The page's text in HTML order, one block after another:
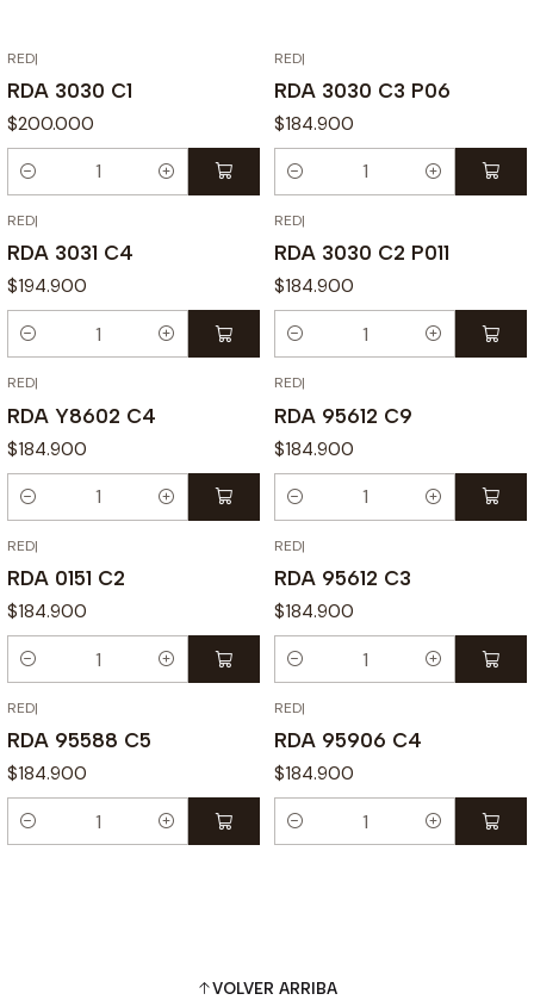
RED|
RDA 3030 C1
$200.000
Cantidad
RED|
RDA 3030 C3 P06
$184.900
Cantidad
RED|
RDA 3031 C4
$194.900
Cantidad
RED|
RDA 3030 C2 P011
$184.900
Cantidad
RED|
RDA Y8602 C4
$184.900
Cantidad
RED|
RDA 95612 C9
$184.900
Cantidad
RED|
RDA 0151 C2
$184.900
Cantidad
RED|
RDA 95612 C3
$184.900
Cantidad
RED|
RDA 95588 C5
$184.900
Cantidad
RED|
RDA 95906 C4
$184.900
Cantidad
VOLVER ARRIBA